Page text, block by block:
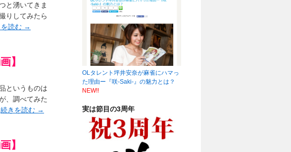
催！
特別編18時20分～映画19時～☆ (04:22)
「無我」感想 (00:05)
と湧いてきま
りしてみたら
読む →
】
というものは
、調べてみた
続きを読む →
】
OLタレント坪井安奈が麻雀にハマっ
た理由ー『咲-Saki-』の魅力とは？
NEW!!
実は節目の3周年